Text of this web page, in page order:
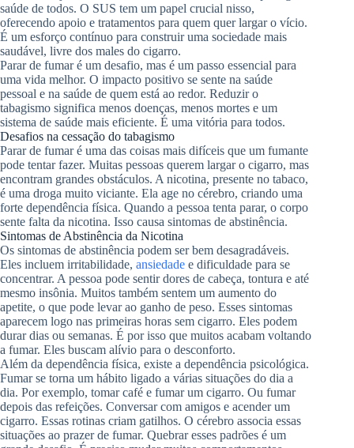
saúde de todos. O SUS tem um papel crucial nisso,
oferecendo apoio e tratamentos para quem quer largar o vício.
É um esforço contínuo para construir uma sociedade mais
saudável, livre dos males do cigarro.
Parar de fumar é um desafio, mas é um passo essencial para
uma vida melhor. O impacto positivo se sente na saúde
pessoal e na saúde de quem está ao redor. Reduzir o
tabagismo significa menos doenças, menos mortes e um
sistema de saúde mais eficiente. É uma vitória para todos.
Desafios na cessação do tabagismo
Parar de fumar é uma das coisas mais difíceis que um fumante
pode tentar fazer. Muitas pessoas querem largar o cigarro, mas
encontram grandes obstáculos. A nicotina, presente no tabaco,
é uma droga muito viciante. Ela age no cérebro, criando uma
forte dependência física. Quando a pessoa tenta parar, o corpo
sente falta da nicotina. Isso causa sintomas de abstinência.
Sintomas de Abstinência da Nicotina
Os sintomas de abstinência podem ser bem desagradáveis.
Eles incluem irritabilidade, ansiedade e dificuldade para se
concentrar. A pessoa pode sentir dores de cabeça, tontura e até
mesmo insônia. Muitos também sentem um aumento do
apetite, o que pode levar ao ganho de peso. Esses sintomas
aparecem logo nas primeiras horas sem cigarro. Eles podem
durar dias ou semanas. É por isso que muitos acabam voltando
a fumar. Eles buscam alívio para o desconforto.
Além da dependência física, existe a dependência psicológica.
Fumar se torna um hábito ligado a várias situações do dia a
dia. Por exemplo, tomar café e fumar um cigarro. Ou fumar
depois das refeições. Conversar com amigos e acender um
cigarro. Essas rotinas criam gatilhos. O cérebro associa essas
situações ao prazer de fumar. Quebrar esses padrões é um